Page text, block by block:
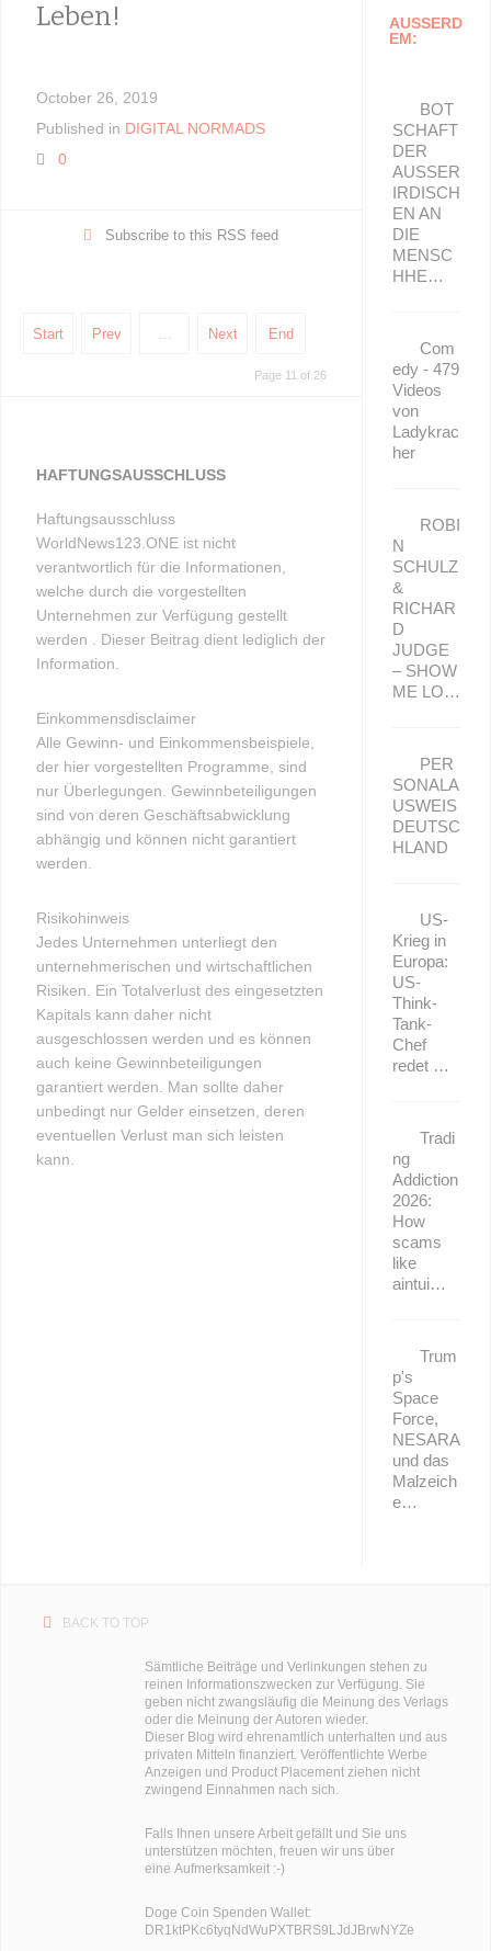
Leben!
October 26, 2019
Published in DIGITAL NORMADS
0
Published
Subscribe to this RSS feed
Start Prev … Next End
Page 11 of 26
HAFTUNGSAUSSCHLUSS
Haftungsausschluss
WorldNews123.ONE ist nicht
verantwortlich für die Informationen,
welche durch die vorgestellten
Unternehmen zur Verfügung gestellt
werden . Dieser Beitrag dient lediglich der
Information.
Einkommensdisclaimer
Alle Gewinn- und Einkommensbeispiele,
der hier vorgestellten Programme, sind
nur Überlegungen. Gewinnbeteiligungen
sind von deren Geschäftsabwicklung
abhängig und können nicht garantiert
werden.
Risikohinweis
Jedes Unternehmen unterliegt den
unternehmerischen und wirtschaftlichen
Risiken. Ein Totalverlust des eingesetzten
Kapitals kann daher nicht
ausgeschlossen werden und es können
auch keine Gewinnbeteiligungen
garantiert werden. Man sollte daher
unbedingt nur Gelder einsetzen, deren
eventuellen Verlust man sich leisten
kann.
AUSSERD
EM:
BOT
SCHAFT
DER
AUSSER
IRDISCH
EN AN
DIE
MENSC
HHE…
Com
edy - 479
Videos
von
Ladykrac
her
ROBI
N
SCHULZ
&
RICHAR
D
JUDGE
– SHOW
ME LO…
PER
SONALA
USWEIS
DEUTSC
HLAND
US-
Krieg in
Europa:
US-
Think-
Tank-
Chef
redet …
Tradi
ng
Addiction
2026:
How
scams
like
aintui…
Trum
p's
Space
Force,
NESARA
und das
Malzeich
e…
BACK TO TOP
Sämtliche Beiträge und Verlinkungen stehen zu
reinen Informationszwecken zur Verfügung. Sie
geben nicht zwangsläufig die Meinung des Verlags
oder die Meinung der Autoren wieder.
Dieser Blog wird ehrenamtlich unterhalten und aus
privaten Mitteln finanziert. Veröffentlichte Werbe
Anzeigen und Product Placement ziehen nicht
zwingend Einnahmen nach sich.
Falls Ihnen unsere Arbeit gefällt und Sie uns
unterstützen möchten, freuen wir uns über
eine Aufmerksamkeit :-)
Doge Coin Spenden Wallet:
DR1ktPKc6tyqNdWuPXTBRS9LJdJBrwNYZe